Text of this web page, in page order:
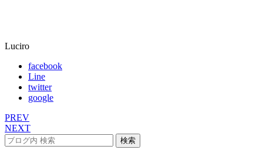
Luciro
facebook
Line
twitter
google
PREV
NEXT